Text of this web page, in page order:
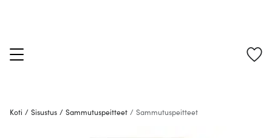
Koti / Sisustus / Sammutuspeitteet / Sammutuspeitteet